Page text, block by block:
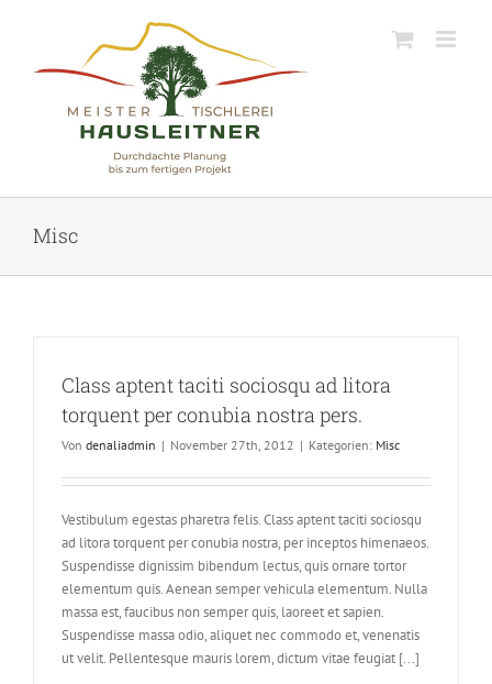
Misc
Class aptent taciti sociosqu ad litora
torquent per conubia nostra pers.
Von denaliadmin | November 27th, 2012 | Kategorien: Misc
Vestibulum egestas pharetra felis. Class aptent taciti sociosqu
ad litora torquent per conubia nostra, per inceptos himenaeos.
Suspendisse dignissim bibendum lectus, quis ornare tortor
elementum quis. Aenean semper vehicula elementum. Nulla
massa est, faucibus non semper quis, laoreet et sapien.
Suspendisse massa odio, aliquet nec commodo et, venenatis
ut velit. Pellentesque mauris lorem, dictum vitae feugiat [...]